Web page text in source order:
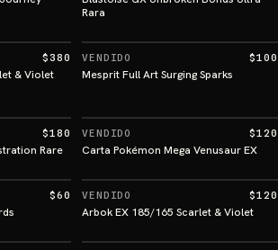
Rara
$380
& Violet
VENDIDO $100
Mesprit Full Art Surging Sparks
$180
Rare
VENDIDO $120
Carta Pokémon Mega Venusaur EX
$60 VENDIDO $120
Arbok EX 185/165 Scarlet & Violet